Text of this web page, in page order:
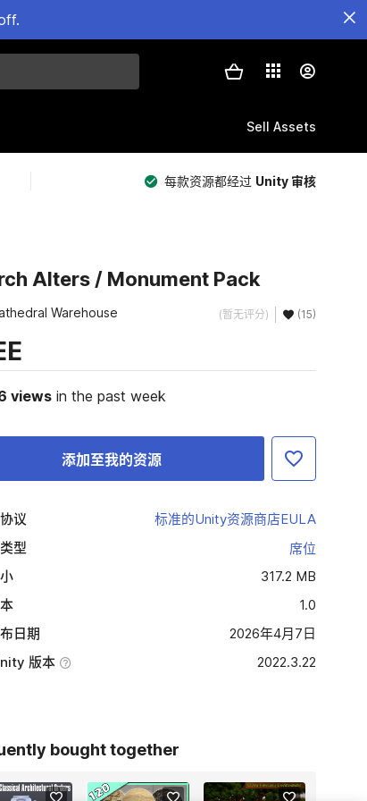
Sell Assets
每款资源都经过 Unity 审核
Alters / Monument Pack
Warehouse (暂无评分) (15)
viewsin the past week
添加至我的资源
议
标准的Unity资源商店EULA
型
席位
317.2 MB
1.0
日期
2026年4月7日
版本
2022.3.22
bought together